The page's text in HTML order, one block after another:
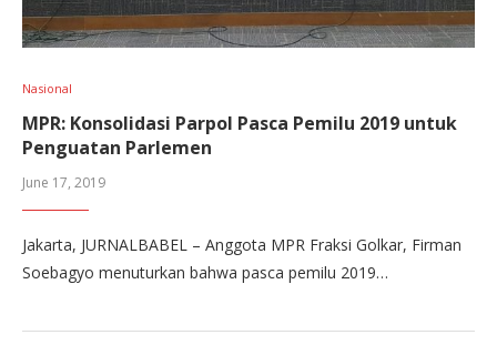
Nasional
MPR: Konsolidasi Parpol Pasca Pemilu 2019 untuk
Penguatan Parlemen
June 17, 2019
Jakarta, JURNALBABEL – Anggota MPR Fraksi Golkar, Firman
Soebagyo menuturkan bahwa pasca pemilu 2019…